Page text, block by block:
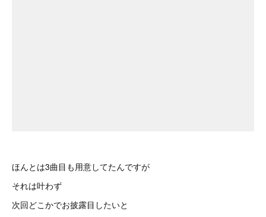
ほんとは3曲目も用意してたんですが
それは叶わず
次回どこかでお披露目したいと